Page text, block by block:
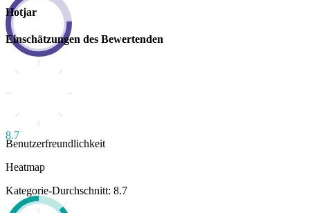
Hotjar
Einschätzungen des Bewertenden
8.7
Benutzerfreundlichkeit
Heatmap
Kategorie-Durchschnitt: 8.7